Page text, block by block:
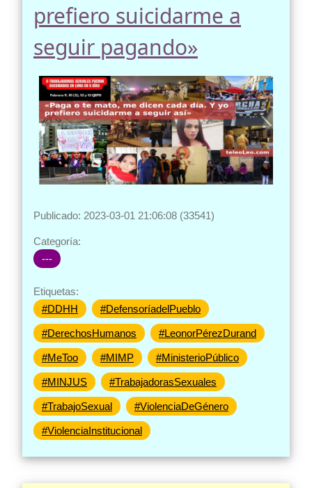
prefiero suicidarme a
seguir pagando»
Publicado: 2023-03-01 21:06:08 (33541)
Categoría:
---
Etiquetas:
#DDHH
#DefensoríadelPueblo
#DerechosHumanos #LeonorPérezDurand
#MeToo #MIMP #MinisterioPúblico
#MINJUS #TrabajadorasSexuales
#TrabajoSexual #ViolenciaDeGénero
#ViolenciaInstitucional